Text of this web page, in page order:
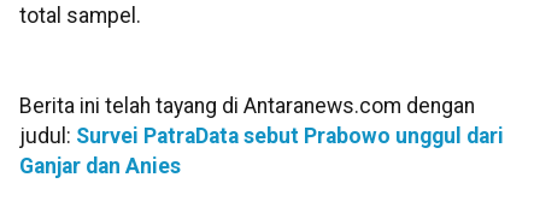
total sampel.
Berita ini telah tayang di Antaranews.com dengan
judul: Survei PatraData sebut Prabowo unggul dari
Ganjar dan Anies